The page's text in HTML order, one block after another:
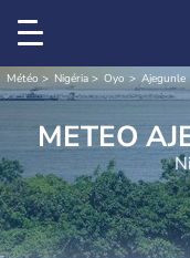
Météo Nigéria Oyo Ajegunle